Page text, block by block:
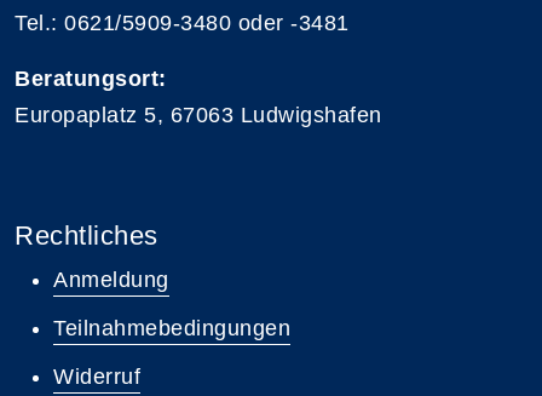
Tel.: 0621/5909-3480 oder -3481
Beratungsort:
Europaplatz 5, 67063 Ludwigshafen
Rechtliches
Anmeldung
Teilnahmebedingungen
Widerruf